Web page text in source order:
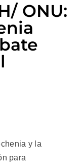
ONU:
y la
para